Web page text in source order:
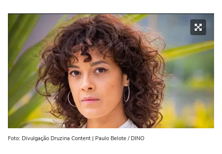
Foto: Divulgação Druzina Content | Paulo Belote / DINO